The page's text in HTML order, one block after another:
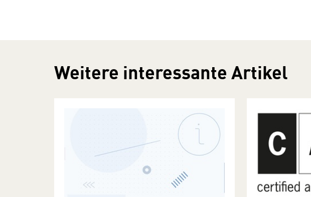
Weitere interessante Artikel